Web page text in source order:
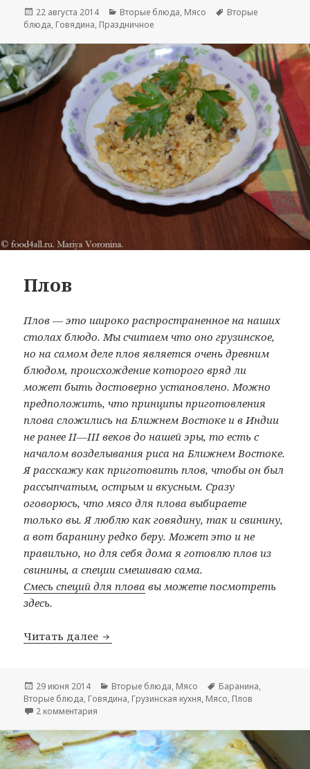
Опубликовано
22 августа 2014 Рубрики
Вторые блюда, Мясо Метки
Вторые
блюда, Говядина, Праздничное
Плов
Плов — это широко распространенное на наших
столах блюдо. Мы считаем что оно грузинское,
но на самом деле плов является очень древним
блюдом, происхождение которого вряд ли
может быть достоверно установлено. Можно
предположить, что принципы приготовления
плова сложились на Ближнем Востоке и в Индии
не ранее II—III веков до нашей эры, то есть с
началом возделывания риса на Ближнем Востоке.
Я расскажу как приготовить плов, чтобы он был
рассыпчатым, острым и вкусным. Сразу
оговорюсь, что мясо для плова выбираете
только вы. Я люблю как говядину, так и свинину,
а вот баранину редко беру. Может это и не
правильно, но для себя дома я готовлю плов из
свинины, а специи смешиваю сама.
Смесь специй для плова вы можете посмотреть
здесь.
Читать далее Плов
Опубликовано
29 июня 2014 Рубрики
Вторые блюда, Мясо Метки
Баранина,
Вторые блюда, Говядина, Грузинская кухня, Мясо, Плов
2 комментария